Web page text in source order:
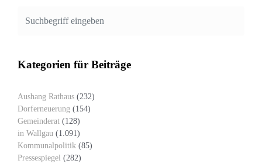
Kategorien für Beiträge
Aushang Rathaus (232)
Dorferneuerung (154)
Gemeinderat (128)
in Wallgau (1.091)
Kommunalpolitik (85)
Pressespiegel (282)